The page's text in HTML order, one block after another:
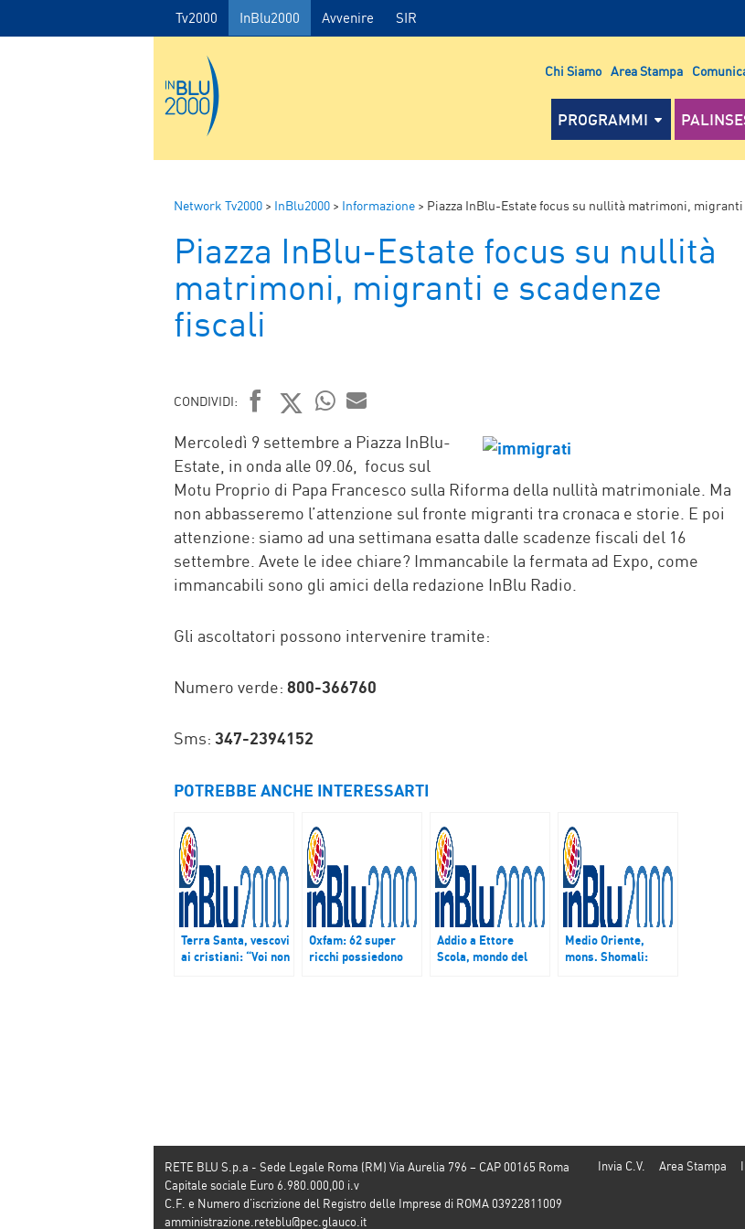
Tv2000 InBlu2000 Avvenire SIR
Chi Siamo Area Stampa
PROGRAMMI
Network Tv2000 > InBlu2000 > Informazione > Piazza InBlu-Estate focus su nullità matrimoni, migranti e scadenze fiscali
Piazza InBlu-Estate focus su nullità
matrimoni, migranti e scadenze
fiscali
CONDIVIDI:
FACEBOOK
TWITTER
WHATSAPP
MAIL
Mercoledì 9 settembre a Piazza InBlu-
Estate, in onda alle 09.06, focus sul
Motu Proprio di Papa Francesco sulla Riforma della nullità matrimoniale. Ma
non abbasseremo l’attenzione sul fronte migranti tra cronaca e storie. E poi
attenzione: siamo ad una settimana esatta dalle scadenze fiscali del 16
settembre. Avete le idee chiare? Immancabile la fermata ad Expo, come
immancabili sono gli amici della redazione InBlu Radio.
Gli ascoltatori possono intervenire tramite:
Numero verde: 800-366760
Sms: 347-2394152
POTREBBE ANCHE INTERESSARTI
Terra Santa, vescovi
ai cristiani: “Voi non
Oxfam: 62 super
ricchi possiedono
Addio a Ettore
Scola, mondo del
Medio Oriente,
mons. Shomali:
Invia C.V. Area Stampa
RETE BLU S.p.a - Sede Legale Roma (RM) Via Aurelia 796 – CAP 00165 Roma
Capitale sociale Euro 6.980.000,00 i.v
C.F. e Numero d’iscrizione del Registro delle Imprese di ROMA 03922811009
amministrazione.reteblu@pec.glauco.it